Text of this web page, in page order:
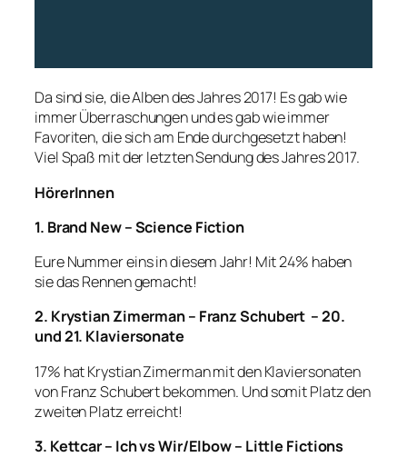
Da sind sie, die Alben des Jahres 2017! Es gab wie
immer Überraschungen und es gab wie immer
Favoriten, die sich am Ende durchgesetzt haben!
Viel Spaß mit der letzten Sendung des Jahres 2017.
HörerInnen
1. Brand New – Science Fiction
Eure Nummer eins in diesem Jahr! Mit 24% haben
sie das Rennen gemacht!
2. Krystian Zimerman – Franz Schubert – 20.
und 21. Klaviersonate
17% hat Krystian Zimerman mit den Klaviersonaten
von Franz Schubert bekommen. Und somit Platz den
zweiten Platz erreicht!
3. Kettcar – Ich vs Wir/Elbow – Little Fictions